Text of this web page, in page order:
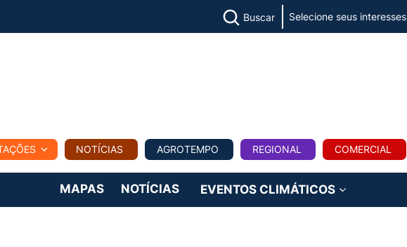
REGIONAL COMERCIAL AGROVIAGENS PECUÁRIA
Buscar Selecione seus interesses
NOTÍCIAS AGROTEMPO REGIONAL COMERCIAL
MAPAS NOTÍCIAS EVENTOS CLIMÁTICOS